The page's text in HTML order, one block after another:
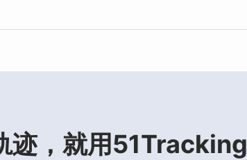
迹，就用51Tracking